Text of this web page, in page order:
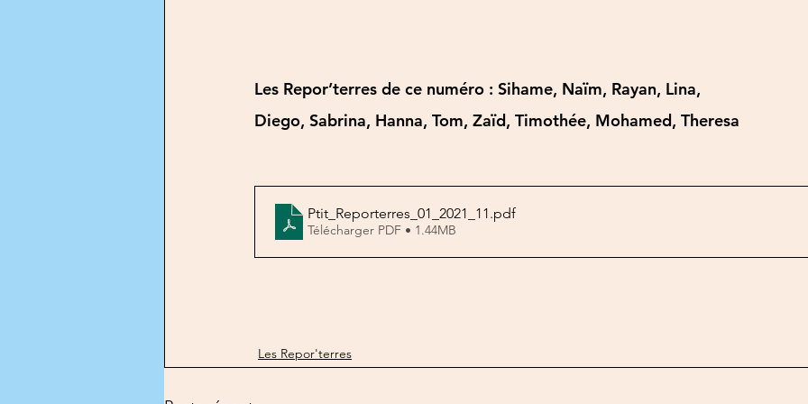
Les Repor’terres de ce numéro : Sihame, Naïm, Rayan, Lina,
Diego, Sabrina, Hanna, Tom, Zaïd, Timothée, Mohamed, Theresa
Ptit_Reporterres_01_2021_11.pdf
Télécharger PDF • 1.44MB
Les Repor'terres